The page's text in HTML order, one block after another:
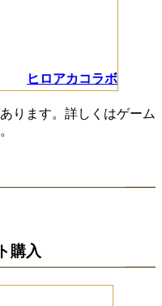
ヒロアカコラボ
ります。詳しくはゲーム
購入